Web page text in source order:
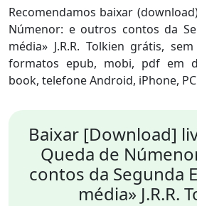
Recomendamos baixar
Númenor: e outros contos da
média» J.R.R. Tolkien grátis,
formatos epub, mobi, pdf em
book, telefone Android, iPhone,
Baixar [Download]
Queda de
contos da Segunda
média» J.R.R.